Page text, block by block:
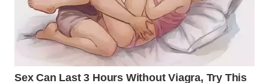
WN
LAMPUNG
JATENG